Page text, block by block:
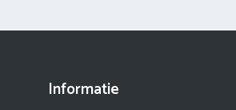
Informatie